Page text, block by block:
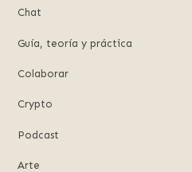
Chat
Guía, teoría y práctica
Colaborar
Crypto
Podcast
Arte